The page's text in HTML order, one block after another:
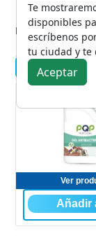
Mostrar
Ver
Te
disponibles
escríbenos
tu ciudad y te
Aceptar